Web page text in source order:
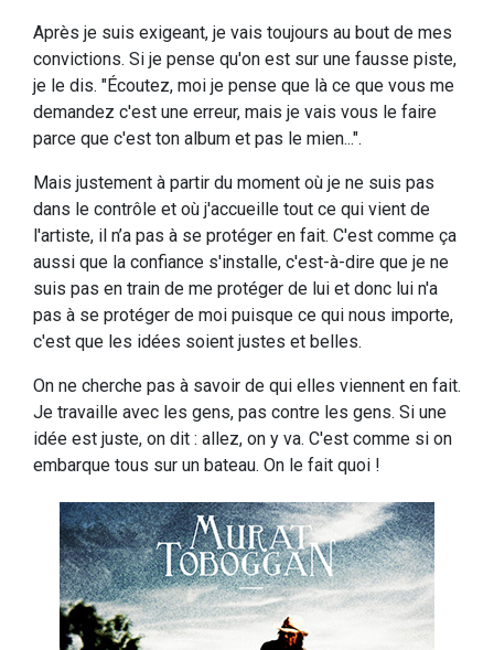
Après je suis exigeant, je vais toujours au bout de mes
convictions. Si je pense qu'on est sur une fausse piste,
je le dis. "Écoutez, moi je pense que là ce que vous me
demandez c'est une erreur, mais je vais vous le faire
parce que c'est ton album et pas le mien...".
Mais justement à partir du moment où je ne suis pas
dans le contrôle et où j'accueille tout ce qui vient de
l'artiste, il n’a pas à se protéger en fait. C'est comme ça
aussi que la confiance s'installe, c'est-à-dire que je ne
suis pas en train de me protéger de lui et donc lui n'a
pas à se protéger de moi puisque ce qui nous importe,
c'est que les idées soient justes et belles.
On ne cherche pas à savoir de qui elles viennent en fait.
Je travaille avec les gens, pas contre les gens. Si une
idée est juste, on dit : allez, on y va. C'est comme si on
embarque tous sur un bateau. On le fait quoi !